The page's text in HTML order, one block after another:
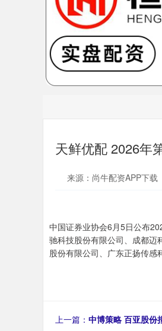
天鲜优配 2026年
来源：尚牛配资APP下载
中国证券业协会6月5日公布
驰科技股份有限公司、成都迈
股份有限公司、广东正扬传感
上一篇： 中博策略 百亚股份